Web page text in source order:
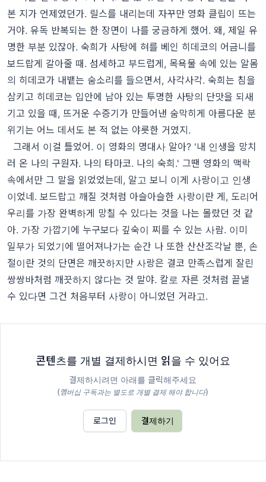
본 지가 언제였던가. 릴스를 내리는데 자꾸만 영화 클립이 뜨는
거야. 유독 반복되는 한 장면이 나를 궁금하게 했어. 왜, 제일 유
명한 부분 있잖아. 숙희가 사탕에 혀를 베인 히데코의 어금니를
보드랍게 갈아줄 때. 섬세하고 부드럽게, 목욕물 속에 있는 알몸
의 히데코가 내뱉는 숨소리를 들으면서, 사각사각. 숙희는 침을
삼키고 히데코는 입안에 남아 있는 투명한 사탕의 단맛을 되새
기고 있을 때, 뜨거운 수증기가 만들어낸 숨막히게 아름다운 분
위기는 어느 데서도 본 적 없는 야릇한 거였지.
그래서 이걸 틀었어. 이 영화의 명대사 알아? '내 인생을 망치
러 온 나의 구원자. 나의 타마코. 나의 숙희.' 그땐 영화의 맥락
속에서만 그 말을 읽었었는데, 알고 보니 이게 사랑이고 인생
이었네. 보드랍고 깨질 것처럼 아슬아슬한 사랑이란 게, 도리어
우리를 가장 완벽하게 망칠 수 있다는 것을 나는 몰랐던 것 같
아. 가장 가깝기에 누구보다 깊숙이 찌를 수 있는 사람. 이미
일부가 되었기에 떨어져나가는 순간 나 또한 산산조각날 뿐, 손
절이란 것의 단면은 깨끗하지만 사랑은 결코 만족스럽게 잘린
쌍쌍바처럼 깨끗하지 않다는 것 말야. 칼로 자른 것처럼 끝낼
수 있다면 그건 처음부터 사랑이 아니었던 거라고.
콘텐츠를 개별 결제하시면 읽을 수 있어요
결제하시려면 아래를 클릭해주세요
( 멤버십 구독과는 별도로 개별 결제 해야 합니다)
로그인 결제하기